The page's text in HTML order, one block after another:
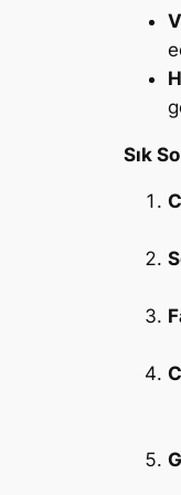
Sık